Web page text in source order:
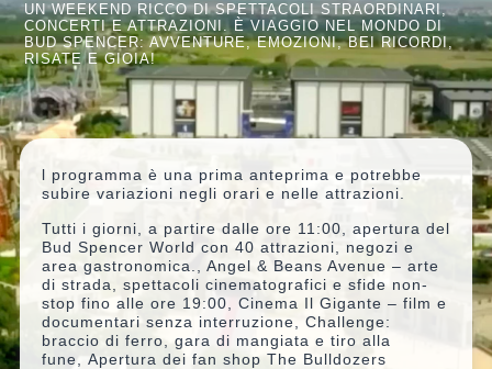
UN WEEKEND RICCO DI SPETTACOLI STRAORDINARI,
CONCERTI E ATTRAZIONI. È VIAGGIO NEL MONDO DI
BUD SPENCER: AVVENTURE, EMOZIONI, BEI RICORDI,
RISATE E GIOIA!
l programma è una prima anteprima e potrebbe
subire variazioni negli orari e nelle attrazioni.
Tutti i giorni, a partire dalle ore 11:00, apertura del
Bud Spencer World con 40 attrazioni, negozi e
area gastronomica., Angel & Beans Avenue – arte
di strada, spettacoli cinematografici e sfide non-
stop fino alle ore 19:00, Cinema Il Gigante – film e
documentari senza interruzione, Challenge:
braccio di ferro, gara di mangiata e tiro alla
fune, Apertura dei fan shop The Bulldozers